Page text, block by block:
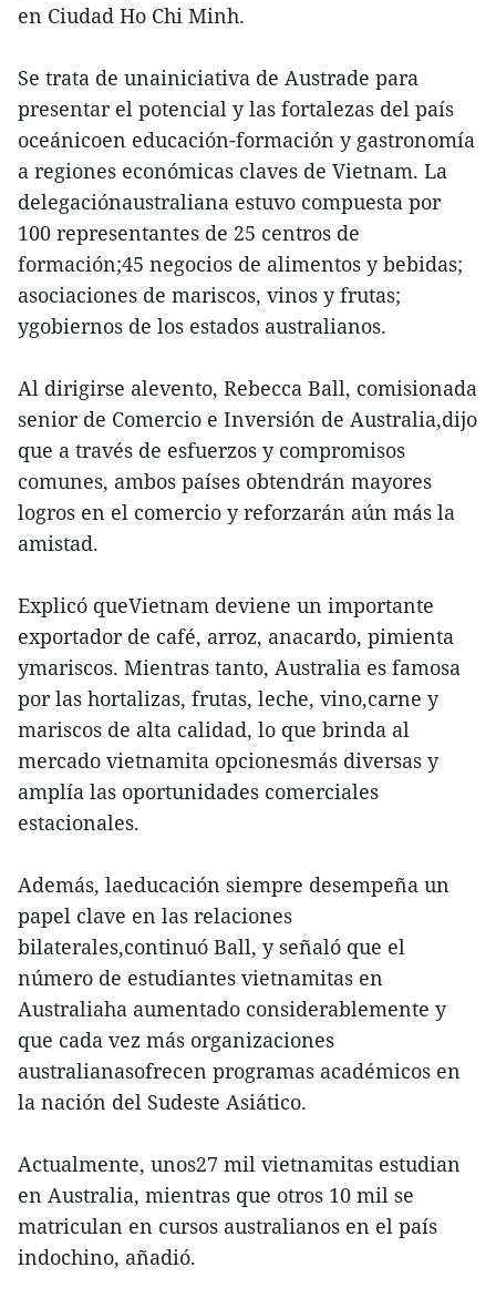
en Ciudad Ho Chi Minh.
Se trata de unainiciativa de Austrade para
presentar el potencial y las fortalezas del país
oceánicoen educación-formación y gastronomía
a regiones económicas claves de Vietnam. La
delegaciónaustraliana estuvo compuesta por
100 representantes de 25 centros de
formación;45 negocios de alimentos y bebidas;
asociaciones de mariscos, vinos y frutas;
ygobiernos de los estados australianos.
Al dirigirse alevento, Rebecca Ball, comisionada
senior de Comercio e Inversión de Australia,dijo
que a través de esfuerzos y compromisos
comunes, ambos países obtendrán mayores
logros en el comercio y reforzarán aún más la
amistad.
Explicó queVietnam deviene un importante
exportador de café, arroz, anacardo, pimienta
ymariscos. Mientras tanto, Australia es famosa
por las hortalizas, frutas, leche, vino,carne y
mariscos de alta calidad, lo que brinda al
mercado vietnamita opcionesmás diversas y
amplía las oportunidades comerciales
estacionales.
Además, laeducación siempre desempeña un
papel clave en las relaciones
bilaterales,continuó Ball, y señaló que el
número de estudiantes vietnamitas en
Australiaha aumentado considerablemente y
que cada vez más organizaciones
australianasofrecen programas académicos en
la nación del Sudeste Asiático.
Actualmente, unos27 mil vietnamitas estudian
en Australia, mientras que otros 10 mil se
matriculan en cursos australianos en el país
indochino, añadió.